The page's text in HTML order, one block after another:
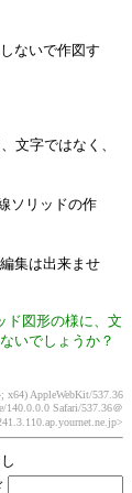
ないで作図す
文字ではなく、
ソリッドの作
集は出来ませ
ド図形の様に、文
いでしょうか？
AppleWebKit/537.36
140.0.0.0 Safari/537.36＠